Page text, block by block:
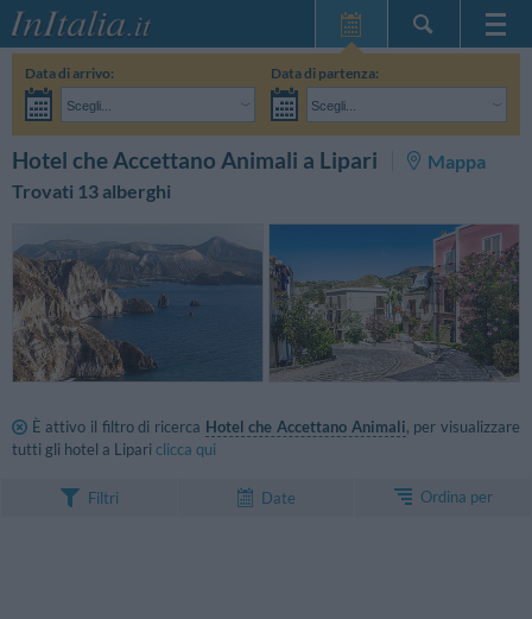
Home Page
Le mie Prenotazioni
InItalia Club
Data di arrivo:
Scegli...
Data di partenza:
Scegli...
CERCA
Hotel che Accettano Animali a Lipari
Mappa
Trovati 13 alberghi
È attivo il filtro di ricerca Hotel che Accettano Animali, per visualizzare
tutti gli hotel a Lipari clicca qui
Filtri Date Ordina per